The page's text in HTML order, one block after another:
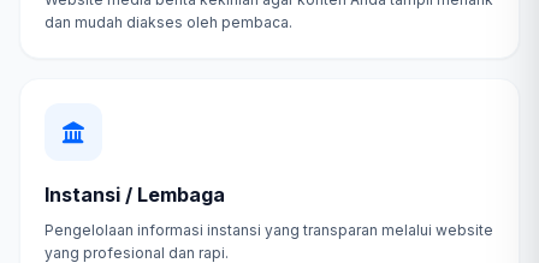
dan mudah diakses oleh pembaca.
Instansi / Lembaga
Pengelolaan informasi instansi yang transparan melalui website
yang profesional dan rapi.